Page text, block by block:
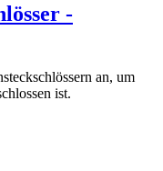
-
an, um
ist.